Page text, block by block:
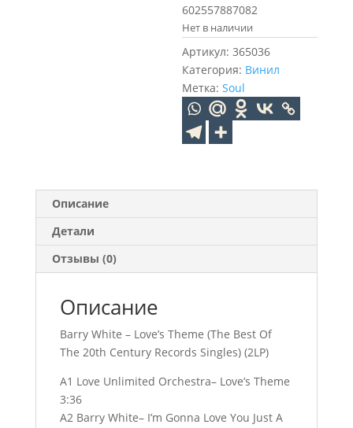
602557887082
Нет в наличии
Артикул:365036
Категория: Винил
Метка:Soul
Описание
Детали
Отзывы (0)
Описание
Barry White – Love’s Theme (The Best Of
The 20th Century Records Singles) (2LP)
A1 Love Unlimited Orchestra– Love’s Theme
3:36
A2 Barry White– I’m Gonna Love You Just A